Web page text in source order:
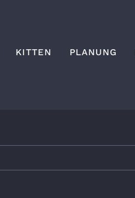
KITTEN PLANUNG